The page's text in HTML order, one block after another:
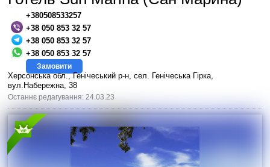
+380508533257
+38 050 853 32 57
+38 050 853 32 57
+38 050 853 32 57
Замовити
Херсонська обл., Генічеський р-н, сел. Генічеська Гірка,
вул.Набережна, 38
Останнє редагування: 24.03.23